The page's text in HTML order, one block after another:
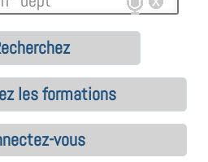
les formations
vous